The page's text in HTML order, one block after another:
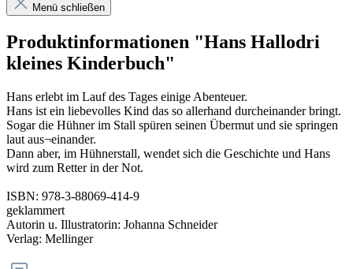
Menü schließen
Produktinformationen "Hans Hallodri
kleines Kinderbuch"
Hans erlebt im Lauf des Tages einige Abenteuer.
Hans ist ein liebevolles Kind das so allerhand durcheinander bringt.
Sogar die Hühner im Stall spüren seinen Übermut und sie springen
laut aus¬einander.
Dann aber, im Hühnerstall, wendet sich die Geschichte und Hans
wird zum Retter in der Not.
ISBN: 978-3-88069-414-9
geklammert
Autorin u. Illustratorin: Johanna Schneider
Verlag: Mellinger